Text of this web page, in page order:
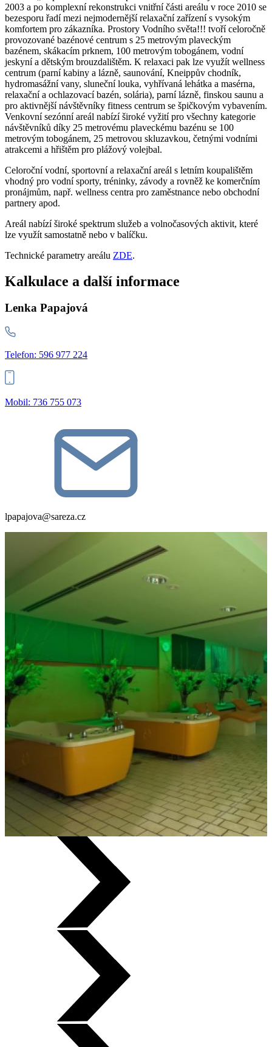
2003 a po komplexní rekonstrukci vnitřní části areálu v roce 2010 se
bezesporu řadí mezi nejmodernější relaxační zařízení s vysokým
komfortem pro zákazníka. Prostory Vodního světa!!! tvoří celoročně
provozované bazénové centrum s 25 metrovým plaveckým
bazénem, skákacím prknem, 100 metrovým tobogánem, vodní
jeskyní a dětským brouzdalištěm. K relaxaci pak lze využít wellness
centrum (parní kabiny a lázně, saunování, Kneippův chodník,
hydromasážní vany, sluneční louka, vyhřívaná lehátka a masérna,
relaxační a ochlazovací bazén, solária), parní lázně, finskou saunu a
pro aktivnější návštěvníky fitness centrum se špičkovým vybavením.
Venkovní sezónní areál nabízí široké vyžití pro všechny kategorie
návštěvníků díky 25 metrovému plaveckému bazénu se 100
metrovým tobogánem, 25 metrovou skluzavkou, četnými vodními
atrakcemi a hřištěm pro plážový volejbal.
Celoroční vodní, sportovní a relaxační areál s letním koupalištěm
vhodný pro vodní sporty, tréninky, závody a rovněž ke komerčním
pronájmům, např. wellness centra pro zaměstnance nebo obchodní
partnery apod.
Areál nabízí široké spektrum služeb a volnočasových aktivit, které
lze využít samostatně nebo v balíčku.
Technické parametry areálu ZDE.
Kalkulace a další informace
Lenka Papajová
Telefon: 596 977 224
Mobil: 736 755 073
lpapajova@sareza.cz